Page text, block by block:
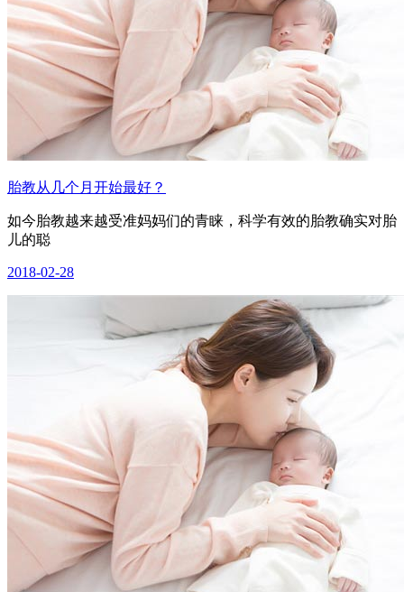
胎教从几个月开始最好？
如今胎教越来越受准妈妈们的青睐，科学有效的胎教确实对胎
儿的聪
2018-02-28